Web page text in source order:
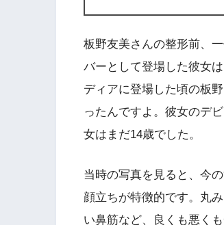
板野友美さんの整形前、
バーとして登場した彼女
ディアに登場した頃の板
ったんですよ。彼女のデ
女はまだ14歳でした。
当時の写真を見ると、今
顔立ちが特徴的です。丸
い鼻筋など、良くも悪く